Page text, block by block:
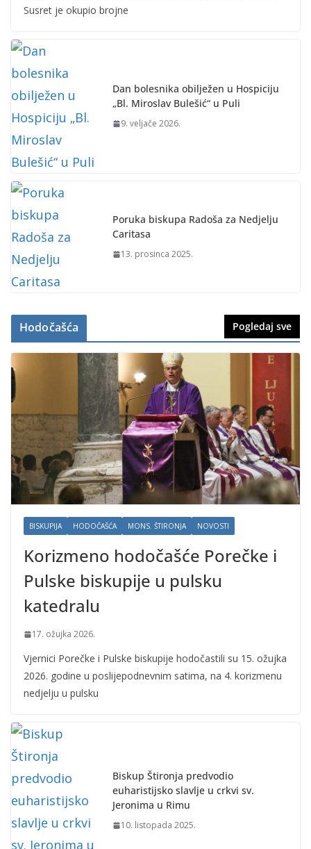
Susret je okupio brojne
Dan bolesnika obilježen u Hospiciju
„Bl. Miroslav Bulešić“ u Puli
9. veljače 2026.
Poruka biskupa Radoša za Nedjelju
Caritasa
13. prosinca 2025.
Hodočašća Pogledaj sve
BISKUPIJA HODOČAŠĆA MONS. ŠTIRONJA NOVOSTI
Korizmeno hodočašće Porečke i
Pulske biskupije u pulsku
katedralu
17. ožujka 2026.
Vjernici Porečke i Pulske biskupije hodočastili su 15. ožujka
2026. godine u poslijepodnevnim satima, na 4. korizmenu
nedjelju u pulsku
Biskup Štironja predvodio
euharistijsko slavlje u crkvi sv.
Jeronima u Rimu
10. listopada 2025.